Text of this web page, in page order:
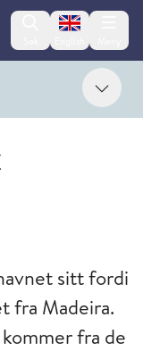
Change
Vis
sitt fordi
fra Madeira.
fra de